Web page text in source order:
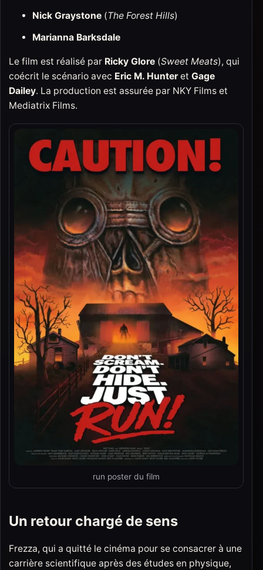
Nick Graystone (The Forest Hills)
Marianna Barksdale
Le film est réalisé par Ricky Glore (Sweet Meats), qui
coécrit le scénario avec Eric M. Hunteret Gage
Dailey. La production est assurée par NKY Films et
Mediatrix Films.
run poster du film
Un retour chargé de sens
Frezza, qui a quitté le cinéma pour se consacrer à une
carrière scientifique après des études en physique,